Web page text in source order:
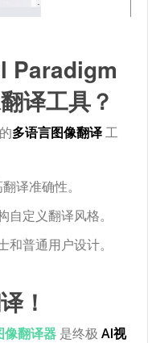
Paradigm
译工具？
多语言图像翻译工
译准确性。
自定义翻译风格。
和普通用户设计。
！
像翻译器 是终极AI视